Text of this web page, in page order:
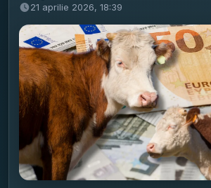
21 aprilie 2026, 18:39